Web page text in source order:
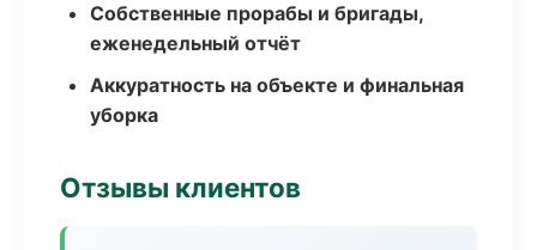
Собственные прорабы и бригады,
еженедельный отчёт
Аккуратность на объекте и финальная
уборка
Отзывы клиентов